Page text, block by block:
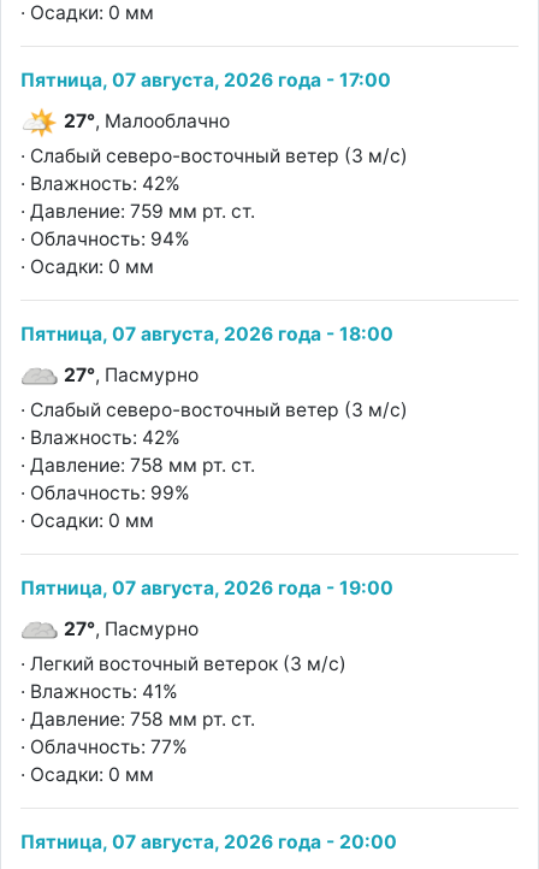
· Осадки: 0 мм
Пятница, 07 августа, 2026 года - 17:00
27°, Малооблачно
· Слабый северо-восточный ветер (3 м/с)
· Влажность: 42%
· Давление: 759 мм рт. ст.
· Облачность: 94%
· Осадки: 0 мм
Пятница, 07 августа, 2026 года - 18:00
27°, Пасмурно
· Слабый северо-восточный ветер (3 м/с)
· Влажность: 42%
· Давление: 758 мм рт. ст.
· Облачность: 99%
· Осадки: 0 мм
Пятница, 07 августа, 2026 года - 19:00
27°, Пасмурно
· Легкий восточный ветерок (3 м/с)
· Влажность: 41%
· Давление: 758 мм рт. ст.
· Облачность: 77%
· Осадки: 0 мм
Пятница, 07 августа, 2026 года - 20:00